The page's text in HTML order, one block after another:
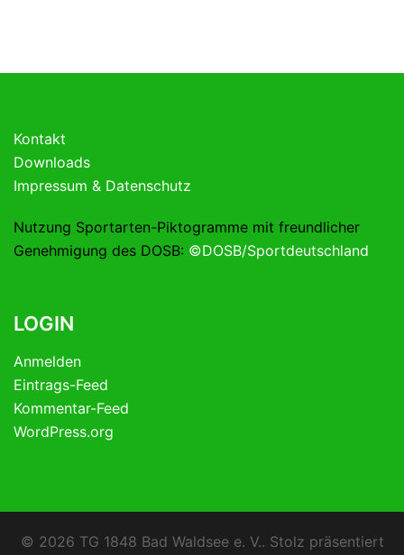
Kontakt
Downloads
Impressum & Datenschutz
Nutzung Sportarten-Piktogramme mit freundlicher
Genehmigung des DOSB: ©DOSB/Sportdeutschland
LOGIN
Anmelden
Eintrags-Feed
Kommentar-Feed
WordPress.org
© 2026 TG 1848 Bad Waldsee e. V.. Stolz präsentiert